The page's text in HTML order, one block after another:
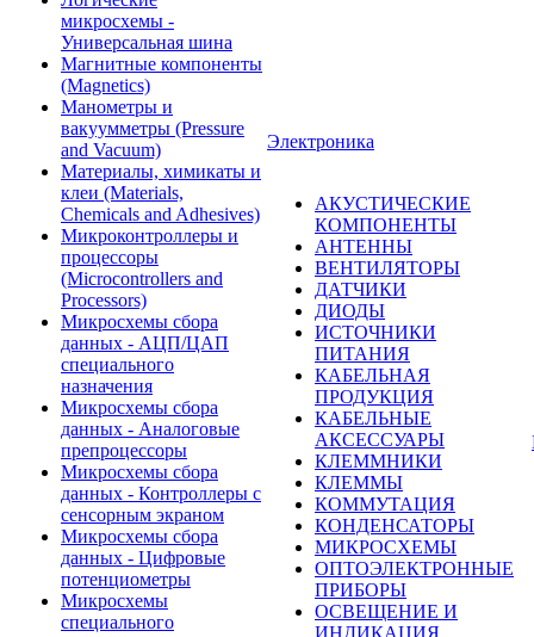
микросхемы -
Универсальная шина
Магнитные компоненты
(Magnetics)
Манометры и
вакуумметры (Pressure
and Vacuum)
Материалы, химикаты и
клеи (Materials,
Chemicals and Adhesives)
Микроконтроллеры и
процессоры
(Microcontrollers and
Processors)
Микросхемы сбора
данных - АЦП/ЦАП
специального
назначения
Микросхемы сбора
данных - Аналоговые
препроцессоры
Микросхемы сбора
данных - Контроллеры с
сенсорным экраном
Микросхемы сбора
данных - Цифровые
потенциометры
Микросхемы
специального
Электроника
АКУСТИЧЕСКИЕ
КОМПОНЕНТЫ
АНТЕННЫ
ВЕНТИЛЯТОРЫ
ДАТЧИКИ
ДИОДЫ
ИСТОЧНИКИ
ПИТАНИЯ
КАБЕЛЬНАЯ
ПРОДУКЦИЯ
КАБЕЛЬНЫЕ
АКСЕССУАРЫ
КЛЕММНИКИ
КЛЕММЫ
КОММУТАЦИЯ
КОНДЕНСАТОРЫ
МИКРОСХЕМЫ
ОПТОЭЛЕКТРОННЫЕ
ПРИБОРЫ
ОСВЕЩЕНИЕ И
ИНДИКАЦИЯ